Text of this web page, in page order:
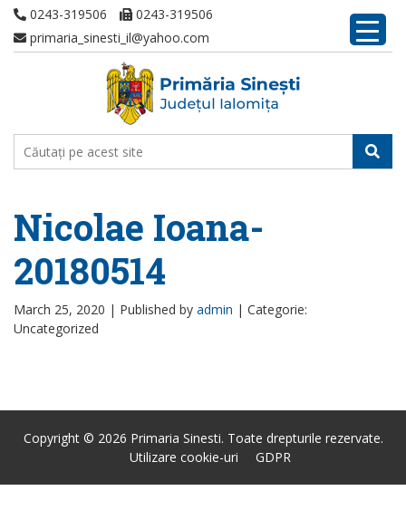
0243-319506
0243-319506
primaria_sinesti_il@yahoo.com
Nicolae Ioana-
20180514
March 25, 2020 | Published by admin | Categorie:
Uncategorized
Copyright © 2026 Primaria Sinesti. Toate drepturile rezervate.
Utilizare cookie-uri
GDPR